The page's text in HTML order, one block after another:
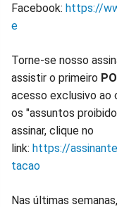
Facebook: https://
e
Torne-se nosso
assistir o primeiro
acesso exclusivo ao
os "assuntos
assinar, clique no
link: https://
tacao
Nas últimas